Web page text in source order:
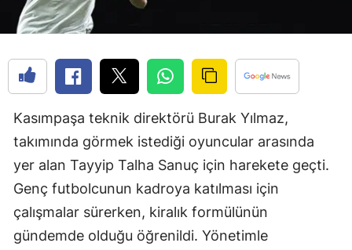
Kasımpaşa teknik direktörü Burak Yılmaz,
takımında görmek istediği oyuncular arasında
yer alan Tayyip Talha Sanuç için harekete geçti.
Genç futbolcunun kadroya katılması için
çalışmalar sürerken, kiralık formülünün
gündemde olduğu öğrenildi. Yönetimle